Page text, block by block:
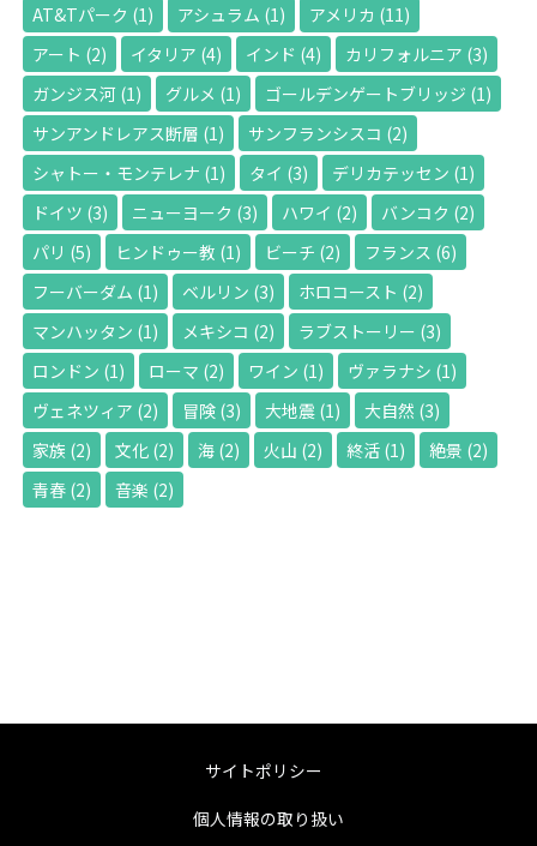
AT&Tパーク (1) アシュラム (1) アメリカ (11)
アート (2) イタリア (4) インド (4) カリフォルニア (3)
ガンジス河(1) グルメ (1) ゴールデンゲートブリッジ (1)
サンアンドレアス断層 (1) サンフランシスコ (2)
シャトー・モンテレナ (1) タイ (3) デリカテッセン (1)
ドイツ (3) ニューヨーク (3) ハワイ (2) バンコク (2)
パリ (5) ヒンドゥー教 (1) ビーチ (2) フランス (6)
フーバーダム (1) ベルリン (3) ホロコースト (2)
マンハッタン (1) メキシコ (2) ラブストーリー (3)
ロンドン (1) ローマ (2) ワイン (1) ヴァラナシ (1)
ヴェネツィア (2) 冒険(3) 大地震(1) 大自然 (3)
家族 (2) 文化(2) 海(2) 火山 (2) 終活(1) 絶景 (2)
青春(2) 音楽 (2)
サイトポリシー
個人情報の取り扱い